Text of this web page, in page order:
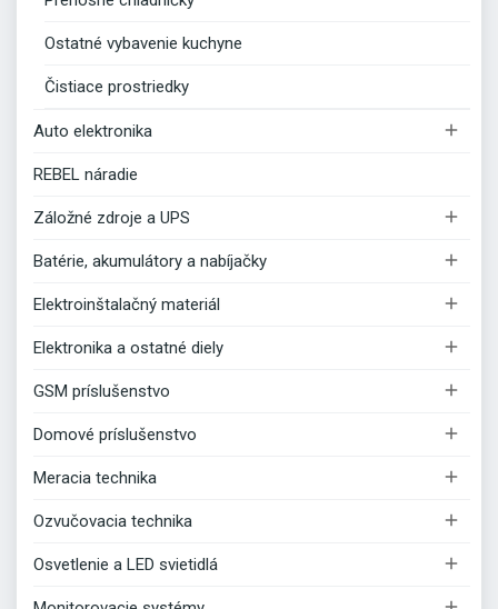
Ostatné vybavenie kuchyne
Čistiace prostriedky
Auto elektronika 
REBEL náradie
Záložné zdroje a UPS 
Batérie, akumulátory a nabíjačky 
Elektroinštalačný materiál 
Elektronika a ostatné diely 
GSM príslušenstvo 
Domové príslušenstvo 
Meracia technika 
Ozvučovacia technika 
Osvetlenie a LED svietidlá 